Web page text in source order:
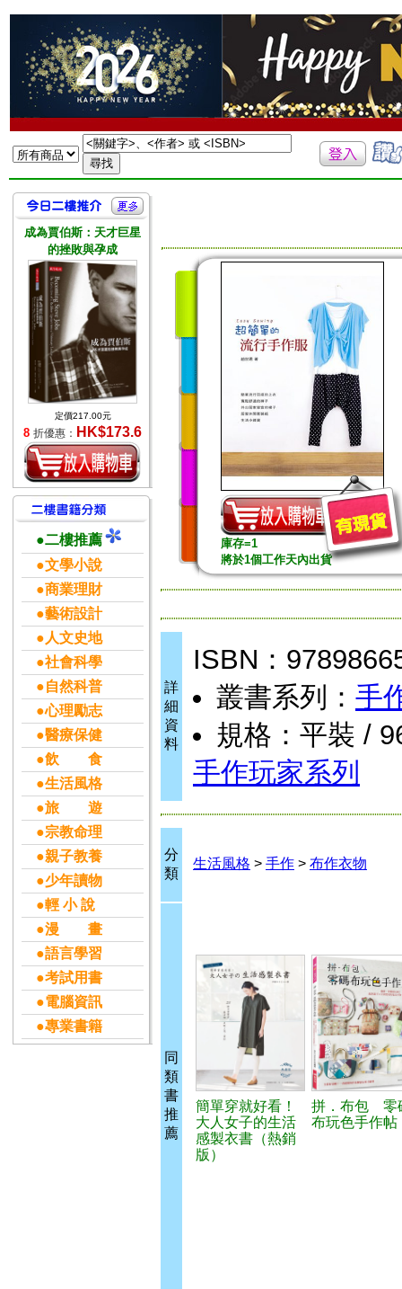
成為賈伯斯：天才巨星
的挫敗與孕成
定價217.00元
8 折優惠： HK$173.6
●二樓推薦
●文學小說
●商業理財
●藝術設計
●人文史地
●社會科學
●自然科普
●心理勵志
●醫療保健
●飲 食
●生活風格
●旅 遊
●宗教命理
●親子教養
●少年讀物
●輕 小 說
●漫 畫
●語言學習
●考試用書
●電腦資訊
●專業書籍
庫存=1
將於1個工作天內出貨
詳
細
資
料
ISBN：
叢書系列： 手
規格：平裝 /
手作玩家系列
分
類
生活風格 > 手作 > 布作衣物
同
類
書
推
薦
簡單穿就好看！
大人女子的生活
感製衣書（熱銷
版）
拼．布包 零
布玩色手作帖